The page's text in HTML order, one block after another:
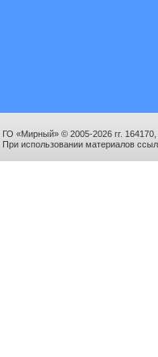
ГО «Мирный» © 2005-2026 гг.
При использовании материалов